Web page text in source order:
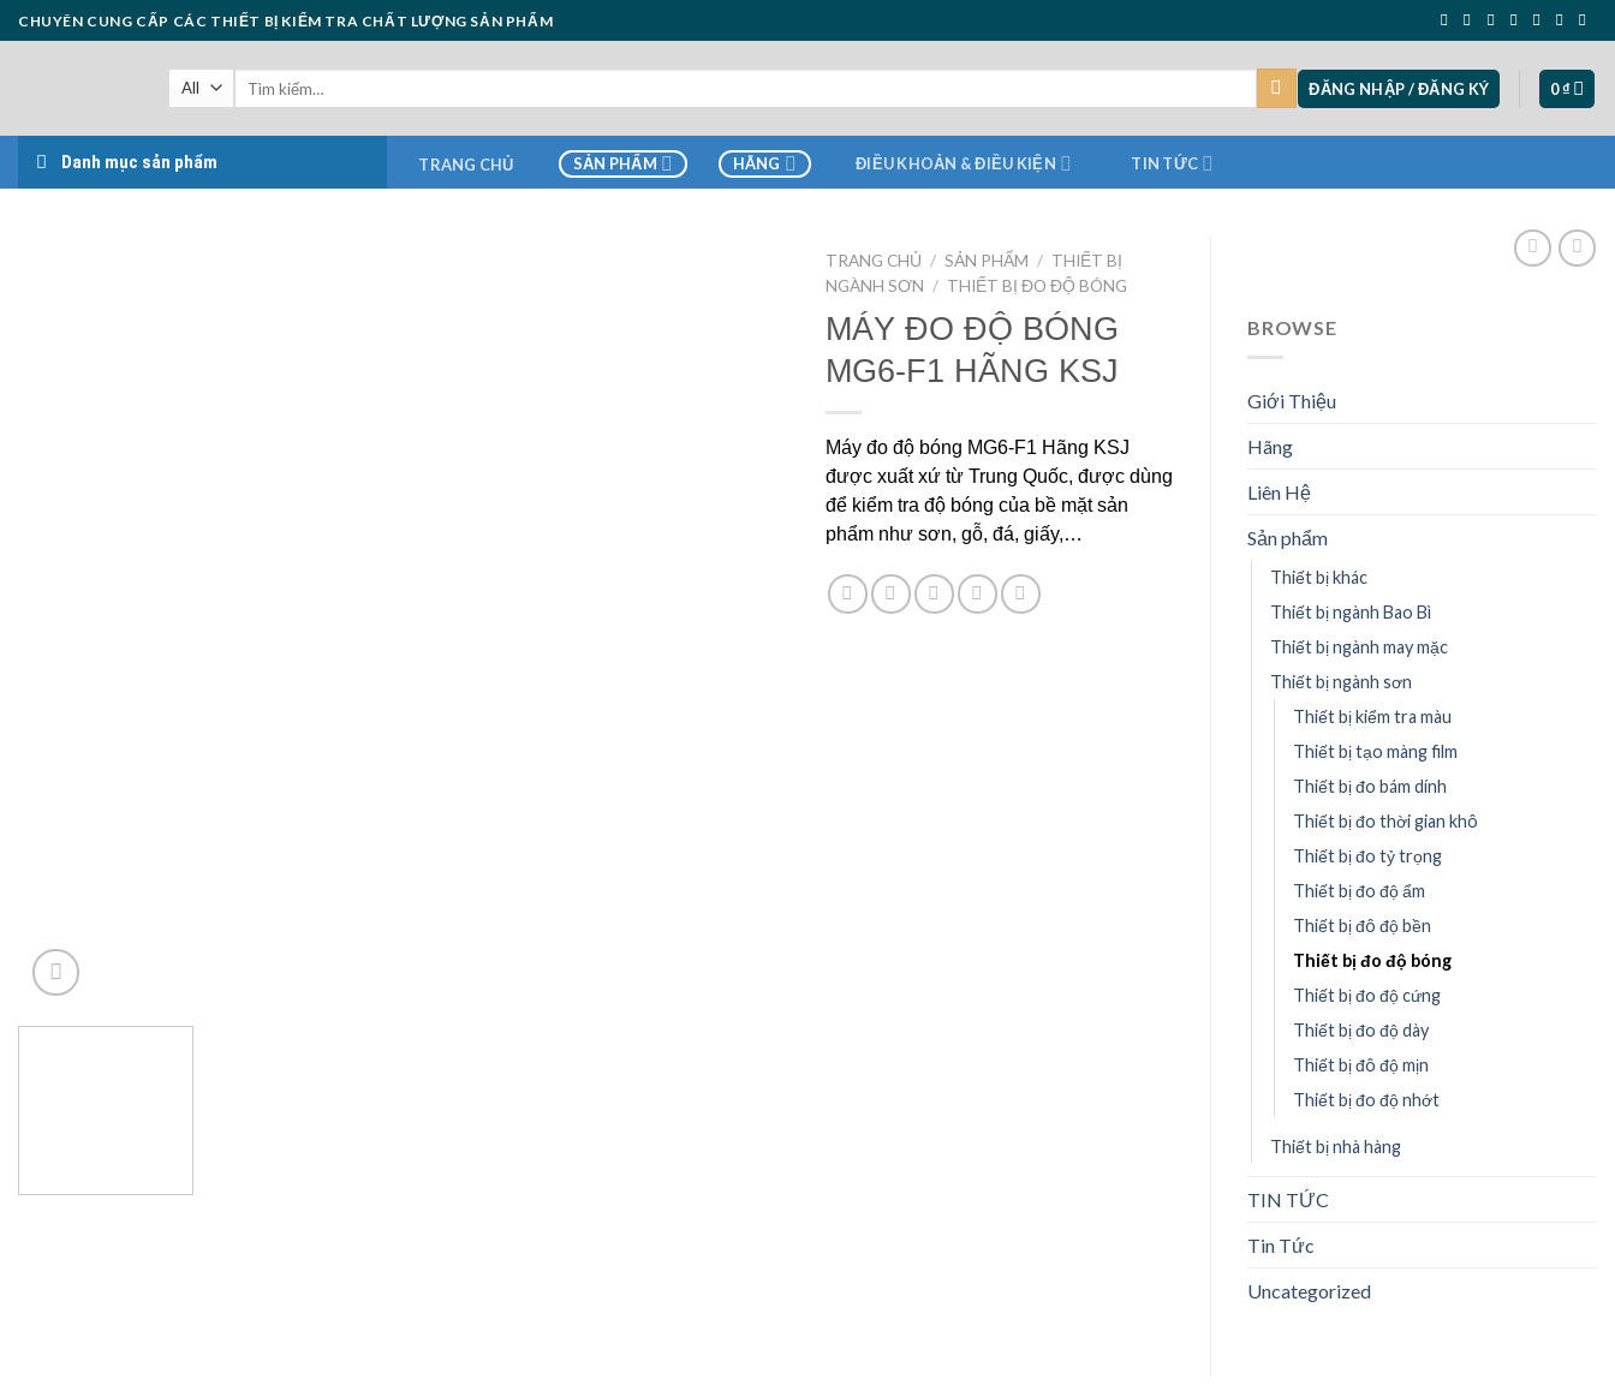
Skip
to
CHUYÊN CUNG CẤP CÁC THIẾT BỊ KIỂM TRA CHẤT LƯỢNG SẢN PHẨM
ĐĂNG NHẬP / ĐĂNG KÝ 0₫
Danh mục sản phẩm TRANG CHỦ SẢN PHẨM HÃNG ĐIỀU KHOẢN & ĐIỀU KIỆN TIN TỨC
TRANG CHỦ / SẢN PHẨM / THIẾT BỊ
NGÀNH SƠN / THIẾT BỊ ĐO ĐỘ BÓNG
MÁY ĐO ĐỘ BÓNG
MG6-F1 HÃNG KSJ
Máy đo độ bóng MG6-F1 Hãng KSJ
được xuất xứ từ Trung Quốc, được dùng
để kiểm tra độ bóng của bề mặt sản
phẩm như sơn, gỗ, đá, giấy,…
BROWSE
Giới Thiệu
Hãng
Liên Hệ
Sản phẩm
Thiết bị khác
Thiết bị ngành Bao Bì
Thiết bị ngành may mặc
Thiết bị ngành sơn
Thiết bị kiểm tra màu
Thiết bị tạo màng film
Thiết bị đo bám dính
Thiết bị đo thời gian khô
Thiết bị đo tỷ trọng
Thiết bị đo độ ẩm
Thiết bị đô độ bền
Thiết bị đo độ bóng
Thiết bị đo độ cứng
Thiết bị đo độ dày
Thiết bị đô độ mịn
Thiết bị đo độ nhớt
Thiết bị nhà hàng
TIN TỨC
Tin Tức
Uncategorized